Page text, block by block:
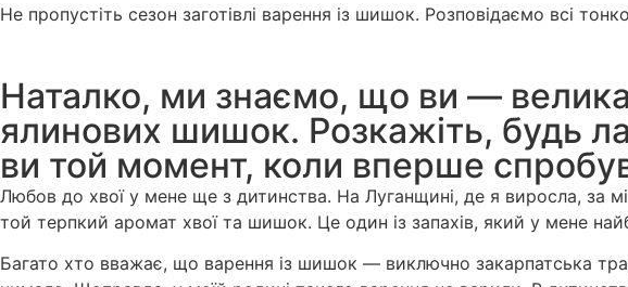
Не пропустіть сезон заготівлі варення із шишок. Розповідаємо всі
Наталко, ми знаємо, що ви —
ялинових шишок. Розкажіть, будь
ви той момент, коли вперше
Любов до хвої у мене ще з дитинства. На Луганщині, де я виросла, за
той терпкий аромат хвої та шишок. Це один із запахів, який у мене
Багато хто вважає, що варення із шишок — виключно закарпатська